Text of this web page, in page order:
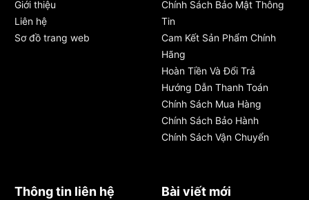
Giới thiệu
Liên hệ
Sơ đồ trang web
Chính Sách Bảo Mật Thông
Tin
Cam Kết Sản Phẩm Chính
Hãng
Hoàn Tiền Và Đổi Trả
Hướng Dẫn Thanh Toán
Chính Sách Mua Hàng
Chính Sách Bảo Hành
Chính Sách Vận Chuyển
Thông tin liên hệ Bài viết mới